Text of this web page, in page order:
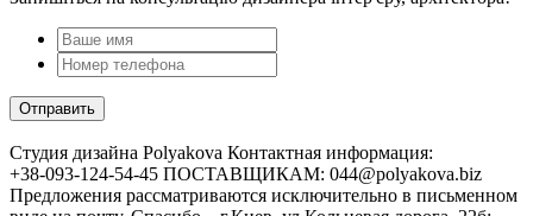
Cтудия дизайна Polyakova Контактная информация:
+38-093-124-54-45 ПОСТАВЩИКАМ: 044@polyakova.biz
Предложения рассматриваются исключительно в письменном